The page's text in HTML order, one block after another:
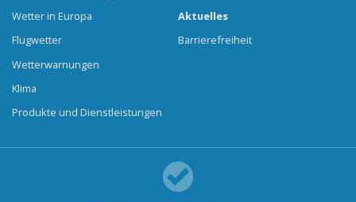
Wetter in Europa
Flugwetter
Wetterwarnungen
Klima
Produkte und Dienstleistungen
Aktuelles
Barrierefreiheit